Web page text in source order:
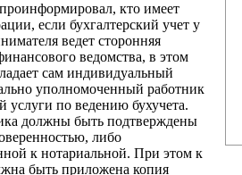
кто имеет
если бухгалтерский учет у
ведет сторонняя
ведомства, в этом
сам индивидуальный
уполномоченный работник
услуги по ведению бухучета.
должны быть подтверждены
либо
к нотариальной. При этом к
быть приложена копия